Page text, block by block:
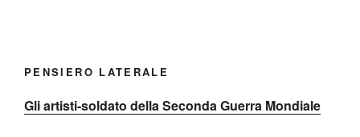
PENSIERO LATERALE
Gli artisti-soldato della Seconda Guerra Mondiale